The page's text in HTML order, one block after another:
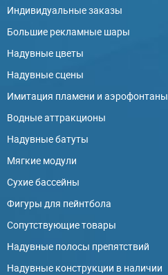
Индивидуальные заказы
Большие рекламные шары
Надувные цветы
Надувные сцены
Имитация пламени и аэрофонтаны
Водные аттракционы
Надувные батуты
Мягкие модули
Сухие бассейны
Фигуры для пейнтбола
Сопутствующие товары
Надувные полосы препятствий
Надувные конструкции в наличии